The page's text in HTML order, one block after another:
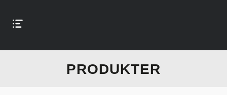
PRODUKTER